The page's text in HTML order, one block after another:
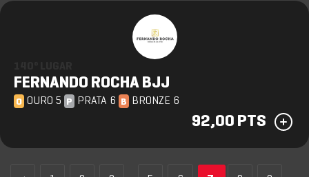
FERNANDO ROCHA BJJ
O OURO 5 P PRATA 6 B BRONZE 6
92,00 PTS